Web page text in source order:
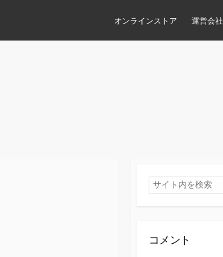
オンラインストア 運営会社
検
索
コメント